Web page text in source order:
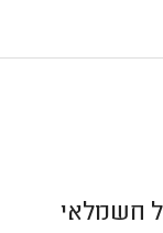
חשמלאי